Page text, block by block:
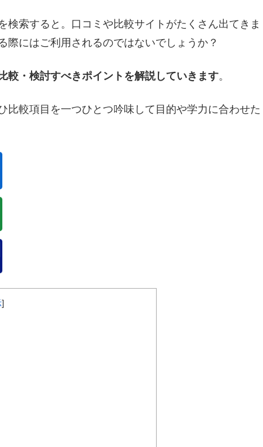
検索すると。口コミや比較サイトがたくさん出てきま
にはご利用されるのではないでしょうか？
較・検討すべきポイントを解説していきます。
比較項目を一つひとつ吟味して目的や学力に合わせた
]